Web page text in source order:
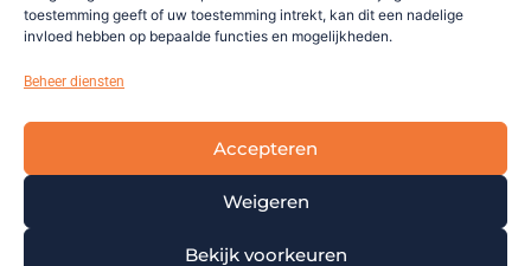
toestemming geeft of uw toestemming intrekt, kan dit een nadelige
invloed hebben op bepaalde functies en mogelijkheden.
Beheer diensten
Accepteren
Weigeren
Bekijk voorkeuren
Incassobijsluiter